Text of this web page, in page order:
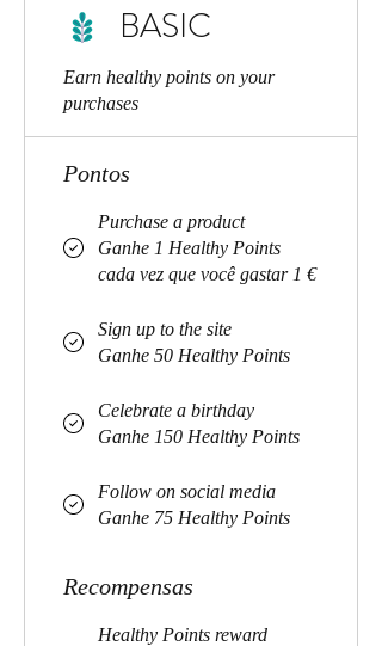
BASIC
Earn healthy points on your
purchases
Pontos
Purchase a product
Ganhe 1 Healthy Points
cada vez que você gastar 1 €
Sign up to the site
Ganhe 50 Healthy Points
Celebrate a birthday
Ganhe 150 Healthy Points
Follow on social media
Ganhe 75 Healthy Points
Recompensas
Healthy Points reward